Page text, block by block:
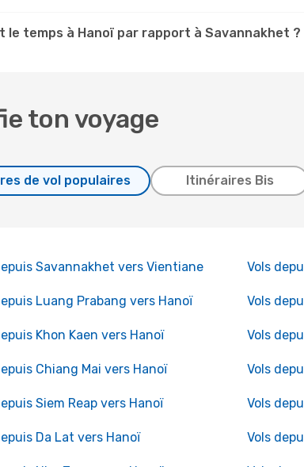
le temps à Hanoï par rapport à Savannakhet ?
ton voyage
de vol populaires Itinéraires Bis
Savannakhet vers Vientiane Vols
Luang Prabang vers Hanoï Vols
Khon Kaen vers Hanoï Vols
Chiang Mai vers Hanoï Vols
Siem Reap vers Hanoï Vols
Da Lat vers Hanoï Vols